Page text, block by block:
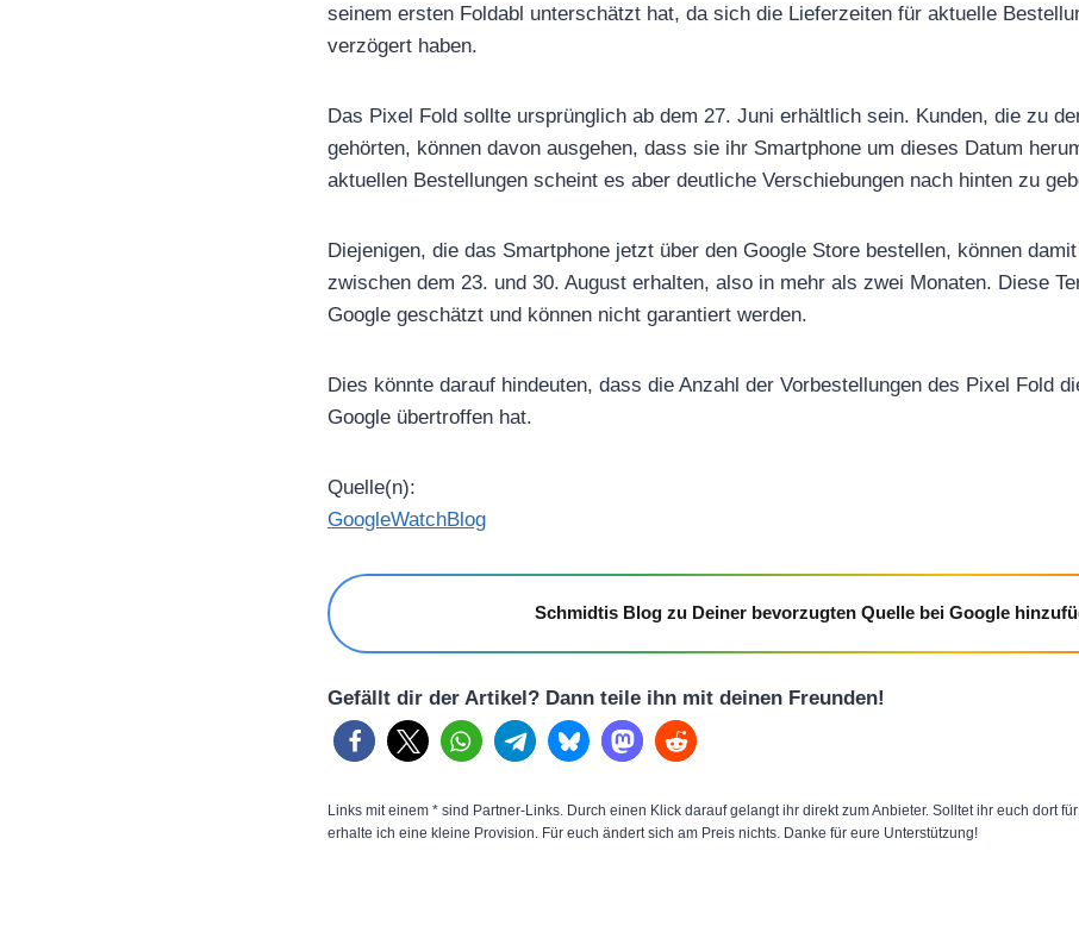
seinem ersten Foldabl unterschätzt hat, da sich die Lieferzeiten für aktuelle
verzögert haben.
Das Pixel Fold sollte ursprünglich ab dem 27. Juni erhältlich sein. Kunden, die zu
gehörten, können davon ausgehen, dass sie ihr Smartphone um dieses Datum
aktuellen Bestellungen scheint es aber deutliche Verschiebungen nach hinten zu
Diejenigen, die das Smartphone jetzt über den Google Store bestellen, können
zwischen dem 23. und 30. August erhalten, also in mehr als zwei Monaten. Diese
Google geschätzt und können nicht garantiert werden.
Dies könnte darauf hindeuten, dass die Anzahl der Vorbestellungen des Pixel Fold
Google übertroffen hat.
Quelle(n):
GoogleWatchBlog
Schmidtis Blog zu Deiner bevorzugten Quelle bei Google
Gefällt dir der Artikel? Dann teile ihn mit deinen Freunden!
Links mit einem * sind Partner-Links. Durch einen Klick darauf gelangt ihr direkt zum Anbieter. Solltet ihr euch dort
erhalte ich eine kleine Provision. Für euch ändert sich am Preis nichts. Danke für eure Unterstützung!